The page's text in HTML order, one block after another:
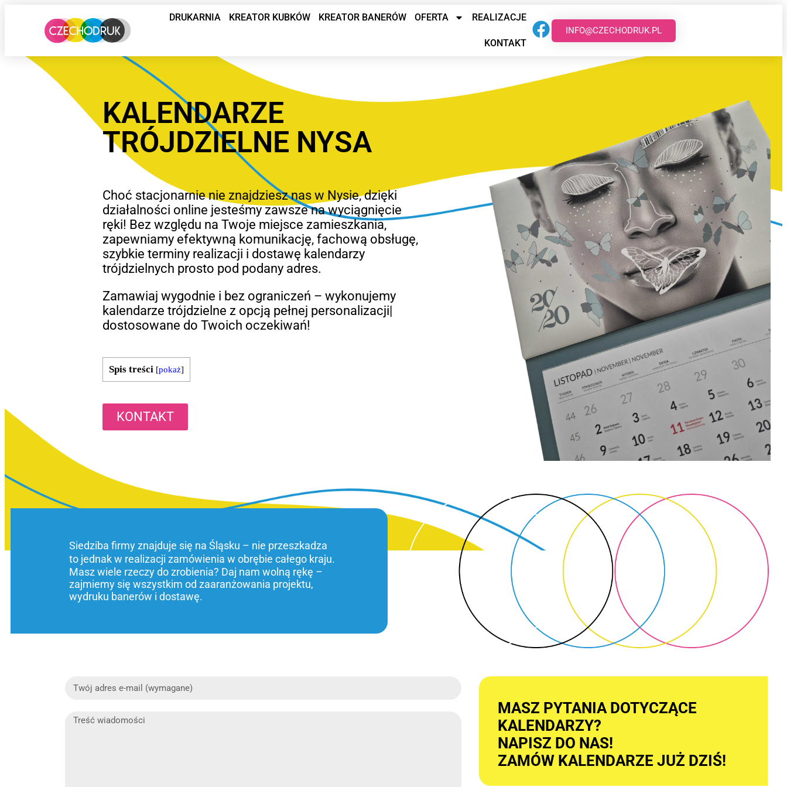
DRUKARNIA KREATOR KUBKÓW KREATOR BANERÓW OFERTA REALIZACJE
KONTAKT
INFO@CZECHODRUK.PL
KALENDARZE
TRÓJDZIELNE NYSA
Choć stacjonarnie nie znajdziesz nas w Nysie, dzięki
działalności online jesteśmy zawsze na wyciągnięcie
ręki! Bez względu na Twoje miejsce zamieszkania,
zapewniamy efektywną komunikację, fachową obsługę,
szybkie terminy realizacji i dostawę kalendarzy
trójdzielnych prosto pod podany adres.
Zamawiaj wygodnie i bez ograniczeń – wykonujemy
kalendarze trójdzielne z opcją pełnej personalizacji|
dostosowane do Twoich oczekiwań!
Spis treści [pokaż]
KONTAKT
Siedziba firmy znajduje się na Śląsku – nie przeszkadza
to jednak w realizacji zamówienia w obrębie całego kraju.
Masz wiele rzeczy do zrobienia? Daj nam wolną rękę –
zajmiemy się wszystkim od zaaranżowania projektu,
wydruku banerów i dostawę.
MASZ PYTANIA DOTYCZĄCE
KALENDARZY?
NAPISZ DO NAS!
ZAMÓW KALENDARZE JUŻ DZIŚ!